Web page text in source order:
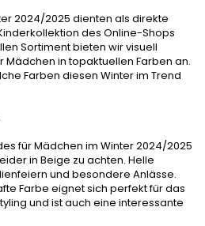
2024/2025 dienten als direkte
des Online-Shops
Sortiment bieten wir visuell
in topaktuellen Farben an.
Farben diesen Winter im Trend
für Mädchen im Winter 2024/2025
in Beige zu achten. Helle
und besondere Anlässe.
Farbe eignet sich perfekt für das
und ist auch eine interessante